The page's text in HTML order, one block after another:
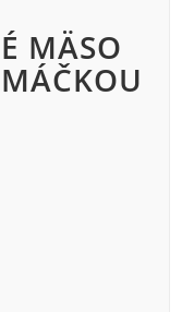
MÄSO